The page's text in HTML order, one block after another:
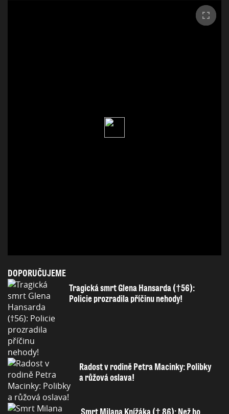
DOPORUČUJEME
Tragická smrt Glena Hansarda (†56):
Policie prozradila příčinu nehody!
Radost v rodině Petra Macinky: Polibky
a růžová oslava!